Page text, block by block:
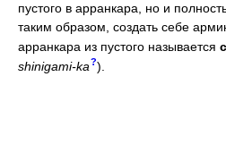
пустого в арранкара, но и
таким образом, создать себе
арранкара из пустого называется
shinigami-ka?).